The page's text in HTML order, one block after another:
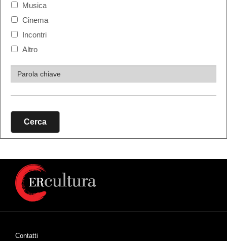
Musica
Cinema
Incontri
Altro
Cerca
Contatti